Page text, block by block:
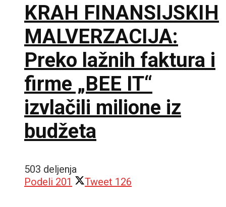
KRAH FINANSIJSKIH
MALVERZACIJA:
Preko lažnih faktura i
firme „BEE IT“
izvlačili milione iz
budžeta
503 deljenja
Podeli 201 Tweet 126